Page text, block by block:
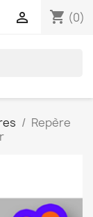
shopping_cart (0)

Repère